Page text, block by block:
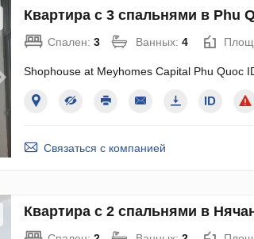
Квартира с 3 спальнями в Phu
Спален: 3 Ванных: 4
Shophouse at Meyhomes Capital Phu Quoc
Связаться с компанией
Квартира с 2 спальнями в